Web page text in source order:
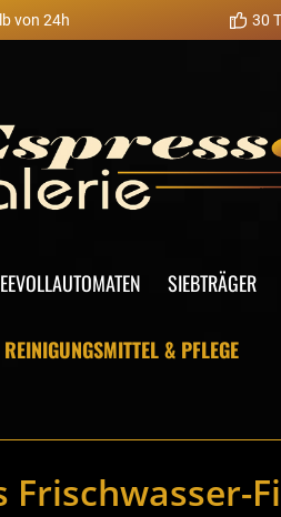
von 24h 30
SIEBTRÄGER
REINIGUNGSMITTEL & PFLEGE
Frischwasser-